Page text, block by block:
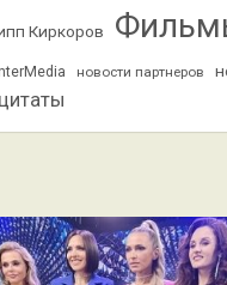
Киркоров
новости партнеров
цитаты